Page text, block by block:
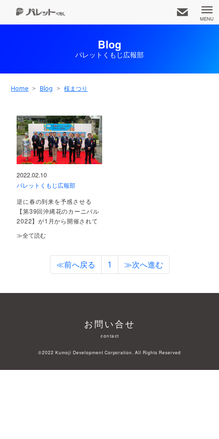
MENU
お知らせ一覧
専門店
事業内容
Blog
パレットくもじ広報部
Home Blog 桜まつり
2022.02.10
パレットくもじ広報部
逆に春の到来を予感させる
【第39回沖縄花のカーニバル
2022】が1月から開催されて
います。
≫全て読む
≪前へ戻る 1 ≫次へ進む
お問い合せ
contact
©2022 Kumoji Development Corporation. All Rights Reserved